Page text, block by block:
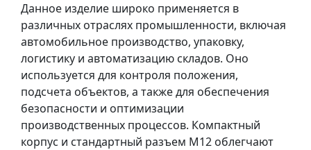
Данное изделие широко применяется в
различных отраслях промышленности, включая
автомобильное производство, упаковку,
логистику и автоматизацию складов. Оно
используется для контроля положения,
подсчета объектов, а также для обеспечения
безопасности и оптимизации
производственных процессов. Компактный
корпус и стандартный разъем M12 облегчают